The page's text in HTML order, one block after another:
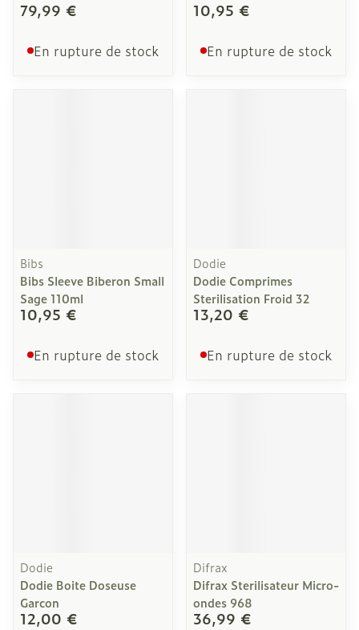
79,99 €
En rupture de stock
10,95 €
En rupture de stock
Bibs
Bibs Sleeve Biberon Small
Sage 110ml
10,95 €
En rupture de stock
Dodie
Dodie Comprimes
Sterilisation Froid 32
13,20 €
En rupture de stock
Dodie
Dodie Boite Doseuse
Garcon
12,00 €
Difrax
Difrax Sterilisateur Micro-
ondes 968
36,99 €